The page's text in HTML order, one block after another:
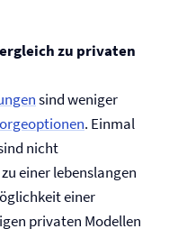
zu privaten
sind weniger
. Einmal
nicht
einer lebenslangen
einer
privaten Modellen